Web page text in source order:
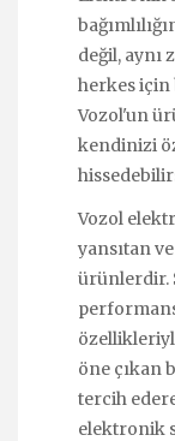
değil, aynı
herkes için
Vozol'un
kendinizi
Vozol
yansıtan
ürünlerdir.
öne çıkan
tercih
elektronik